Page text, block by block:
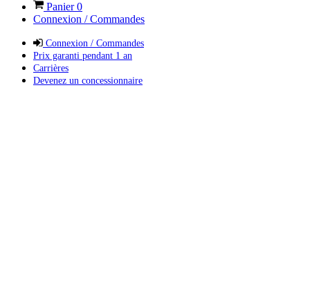
Panier0
Connexion / Commandes
Connexion / Commandes
Prix garanti pendant 1 an
Carrières
Devenez un concessionnaire